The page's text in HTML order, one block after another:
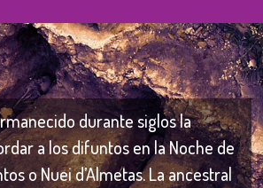
durante siglos la
a los difuntos en la Noche de
o Nuei d’Almetas. La ancestral